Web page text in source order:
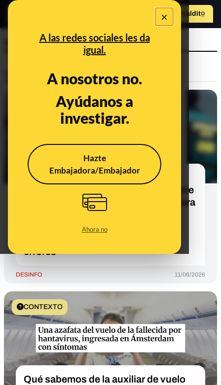
×
A las redes sociales les da
igual.
A nosotros no.
Ayúdanos a
investigar.
Hazte
Embajadora/Embajador
Ahora no
Hazte Maldito
vuelos
Cuidado con esta captura de una
reserva de un vuelo a nombre de Leire
Díez con destino "Jose" de la Frontera
en el contexto del caso de "las
cloacas del PSOE": otra versión
errores
DESINFO 11/06/2026
CONTEXTO
Qué sabemos de la auxiliar de vuelo